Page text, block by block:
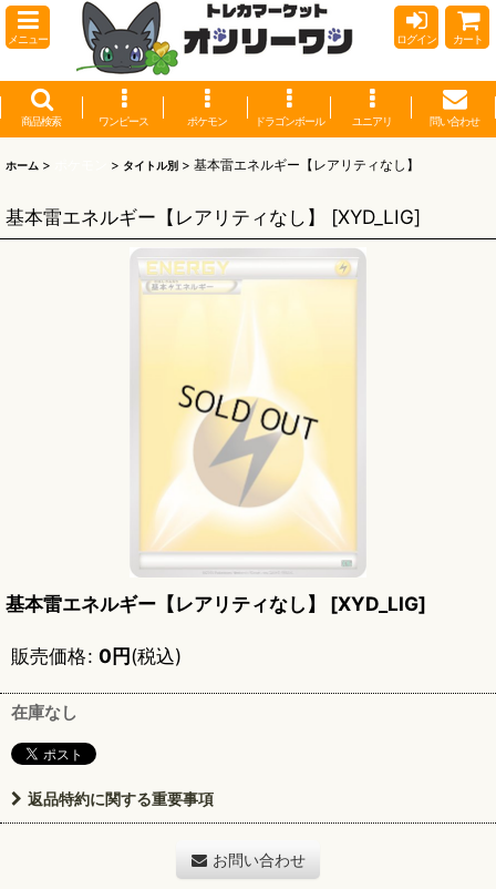
メニュー ログイン カート
商品検索 ワンピース ポケモン ドラゴンボール ユニアリ 問い合わせ
ホーム > > タイトル別 > 基本雷エネルギー【レアリティなし】
基本雷エネルギー【レアリティなし】 [XYD_LIG]
基本雷エネルギー【レアリティなし】 [XYD_LIG]
販売価格: 0円(税込)
在庫なし
返品特約に関する重要事項
お問い合わせ